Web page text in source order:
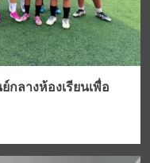
กลางห้องเรียนเพื่อ